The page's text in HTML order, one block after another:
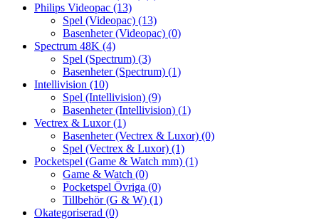
Philips Videopac (13)
Spel (Videopac) (13)
Basenheter (Videopac) (0)
Spectrum 48K (4)
Spel (Spectrum) (3)
Basenheter (Spectrum) (1)
Intellivision (10)
Spel (Intellivision) (9)
Basenheter (Intellivision) (1)
Vectrex & Luxor(1)
Basenheter (Vectrex & Luxor) (0)
Spel (Vectrex & Luxor) (1)
Pocketspel (Game & Watch mm) (1)
Game & Watch (0)
Pocketspel Övriga (0)
Tillbehör (G & W) (1)
Okategoriserad (0)